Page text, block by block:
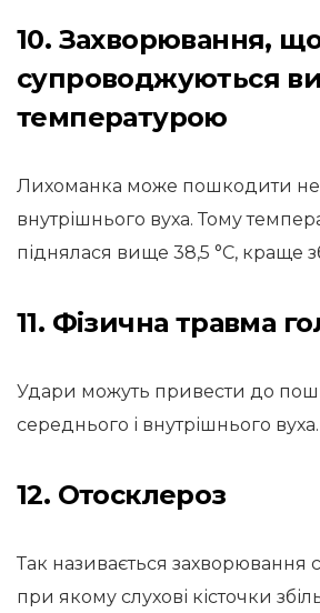
10. Захворювання,
супроводжуються
температурою
Лихоманка може пошкодити
внутрішнього вуха. Тому
піднялася вище 38,5 °С, краще
11. Фізична травма
Удари можуть привести до
середнього і внутрішнього вуха.
12. Отосклероз
Так називається захворювання
при якому слухові кісточки